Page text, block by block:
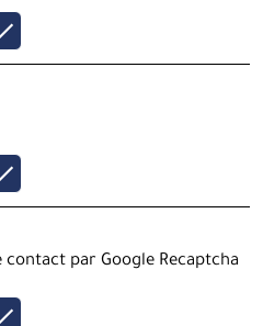
par Google Recaptcha